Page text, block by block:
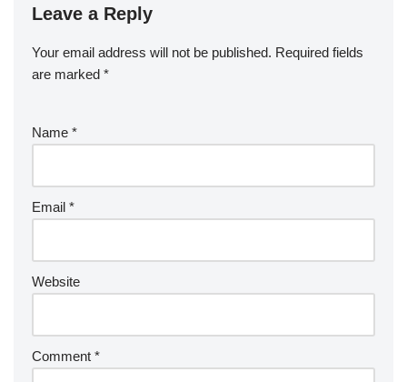
Leave a Reply
Your email address will not be published. Required fields
are marked *
Name *
Email *
Website
Comment *